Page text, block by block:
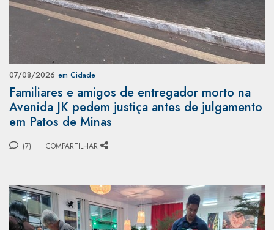
07/08/2026 em Cidade
Familiares e amigos de entregador morto na
Avenida JK pedem justiça antes de julgamento
em Patos de Minas
(7) COMPARTILHAR